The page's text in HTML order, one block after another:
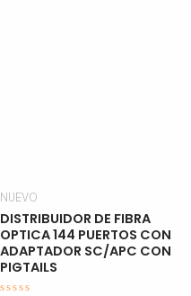
NUEVO
DISTRIBUIDOR DE FIBRA
OPTICA 144 PUERTOS CON
ADAPTADOR SC/APC CON
PIGTAILS